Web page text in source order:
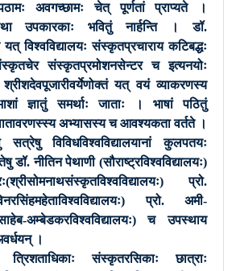
अवगच्छामः चेत् पूर्णतां प्राप्यते ।
उपकारकाः भवितुं नार्हन्ति । डॉ.
यत् विश्वविद्यालयः संस्कृतप्रचाराय कटिबद्धः
संस्कृतप्रमोशनसेन्टर च इत्यनयोः
यत् वयं व्याकरणस्य
ज्ञातुं समर्थाः जाताः । भाषां पठितुं
अभ्यासस्य च आवश्यकता वर्तते ।
सत्रेषु विविधविश्वविद्यालयानां कुलपतयः
नीतिन पेथाणी (सौराष्ट्रविश्वविद्यालयः)
प्रो.
प्रो. अमी-
अम्बेडकरविश्वविद्यालयः) च उपस्थाय
।
संस्कृतरसिकाः छात्राः